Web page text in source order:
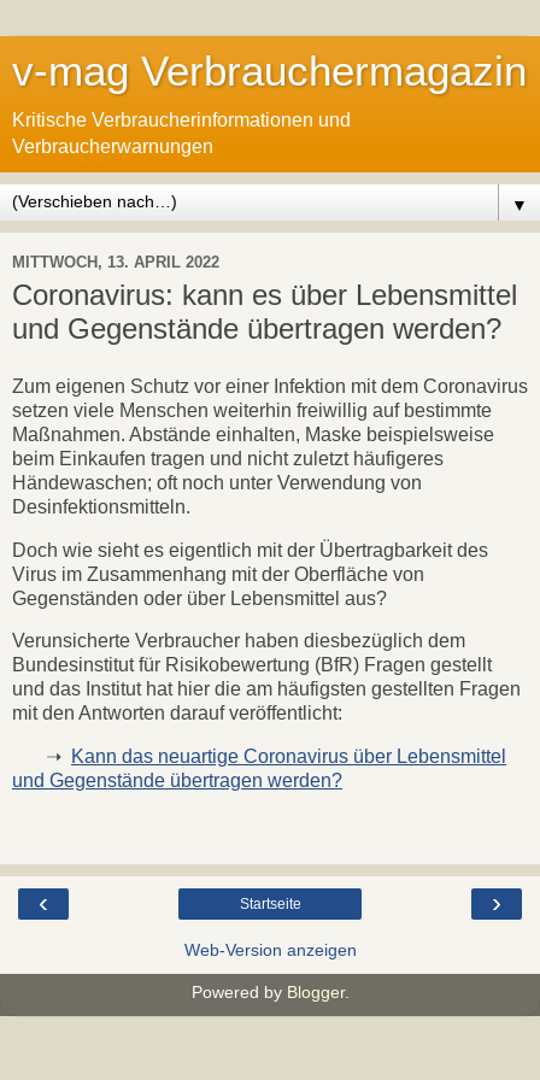
v-mag Verbrauchermagazin
Kritische Verbraucherinformationen und
Verbraucherwarnungen
▼
MITTWOCH, 13. APRIL 2022
Coronavirus: kann es über Lebensmittel
und Gegenstände übertragen werden?
Zum eigenen Schutz vor einer Infektion mit dem Coronavirus
setzen viele Menschen weiterhin freiwillig auf bestimmte
Maßnahmen. Abstände einhalten, Maske beispielsweise
beim Einkaufen tragen und nicht zuletzt häufigeres
Händewaschen; oft noch unter Verwendung von
Desinfektionsmitteln.
Doch wie sieht es eigentlich mit der Übertragbarkeit des
Virus im Zusammenhang mit der Oberfläche von
Gegenständen oder über Lebensmittel aus?
Verunsicherte Verbraucher haben diesbezüglich dem
Bundesinstitut für Risikobewertung (BfR) Fragen gestellt
und das Institut hat hier die am häufigsten gestellten Fragen
mit den Antworten darauf veröffentlicht:
➝ Kann das neuartige Coronavirus über Lebensmittel
und Gegenstände übertragen werden?
‹ ›
Startseite
Web-Version anzeigen
Powered by Blogger.